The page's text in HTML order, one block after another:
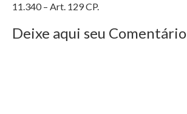
11.340 – Art. 129 CP.
Deixe aqui seu Comentário